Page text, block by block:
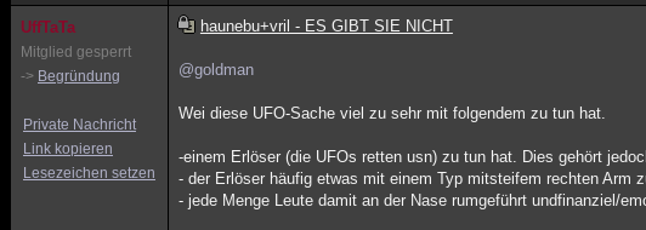
UffTaTa
Mitglied gesperrt
-> Begründung
Private Nachricht
Link kopieren
Lesezeichen setzen
haunebu+vril - ES GIBT SIE NICHT
@goldman
Wei diese UFO-Sache viel zu sehr mit folgendem zu tun hat.
-einem Erlöser (die UFOs retten usn) zu tun hat. Dies gehört
- der Erlöser häufig etwas mit einem Typ mitsteifem rechten Arm
- jede Menge Leute damit an der Nase rumgeführt undfinanziel/